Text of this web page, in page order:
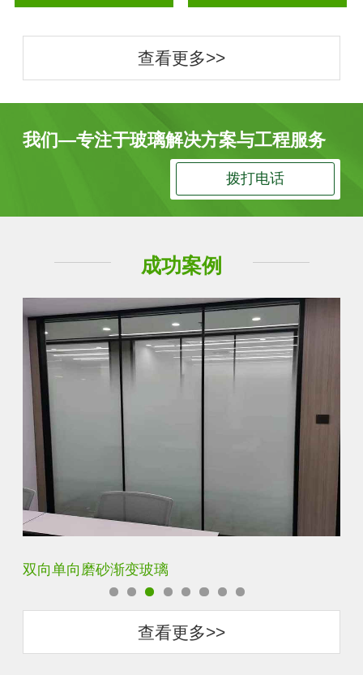
查看更多>>
我们—专注于玻璃解决方案与工程服务
拨打电话
成功案例
双向单向磨砂渐变玻璃
查看更多>>